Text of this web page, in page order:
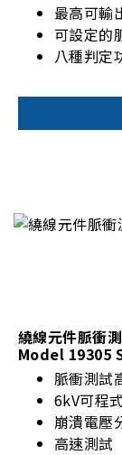
最高可輸
可設定的
八種判定
繞線元件脈衝
Model 19305
脈衝測試
6kV可程
崩潰電壓
高速測試